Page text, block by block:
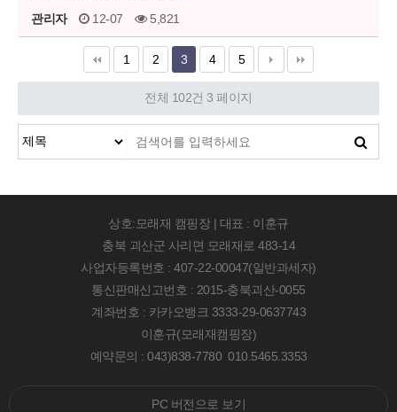
관리자 12-07 5,821
1 2 3 4 5
전체 102건 3 페이지
상호:모래재 캠핑장 | 대표 : 이훈규
충북 괴산군 사리면 모래재로 483-14
사업자등록번호 : 407-22-00047(일반과세자)
통신판매신고번호 : 2015-충북괴산-0055
계좌번호 : 카카오뱅크 3333-29-0637743
이훈규(모래재캠핑장)
예약문의 : 043)838-7780 010.5465.3353
PC 버전으로 보기